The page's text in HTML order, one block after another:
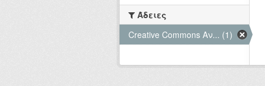
Άδειες
Creative Commons Αν... (1)